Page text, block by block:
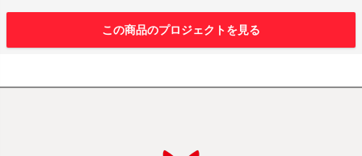
この商品のプロジェクトを見る